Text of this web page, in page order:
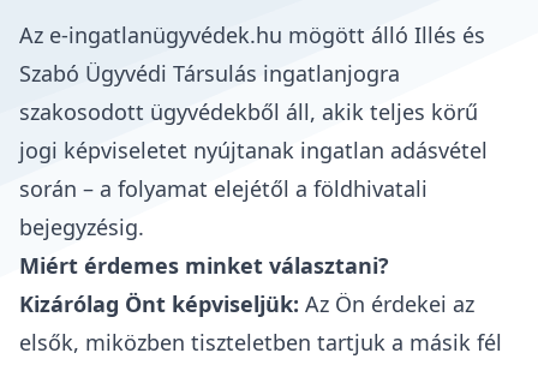
Az e-ingatlanügyvédek.hu mögött álló Illés és
Szabó Ügyvédi Társulás ingatlanjogra
szakosodott ügyvédekből áll, akik teljes körű
jogi képviseletet nyújtanak ingatlan adásvétel
során – a folyamat elejétől a földhivatali
bejegyzésig.
Miért érdemes minket választani?
Kizárólag Önt képviseljük: Az Ön érdekei az
elsők, miközben tiszteletben tartjuk a másik fél